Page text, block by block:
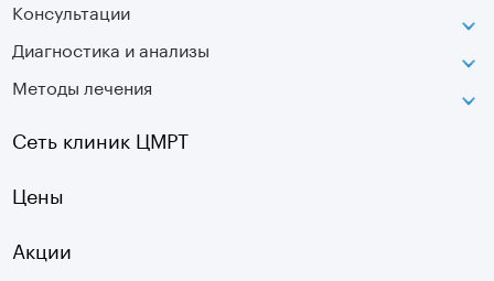
Петроградская
Лаборатория движения
Московская
Озерки
Садовая
Старая Деревня
Консультации
Диагностика и анализы
МРТ
Оптическая топография
УЗДГ
Методы лечения
Сеть клиник ЦМРТ
Цены
Акции